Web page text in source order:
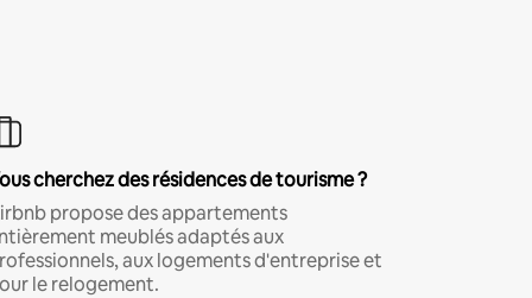
cherchez des résidences de tourisme ?
propose des appartements
meublés adaptés aux
aux logements d'entreprise et
le relogement.